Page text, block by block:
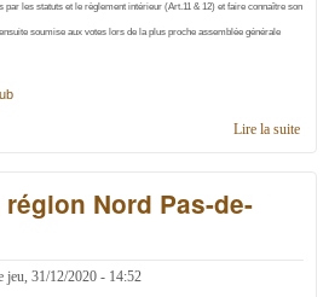
les statuts et le règlement intérieur (Art.11 & 12) et faire connaître son
soumise aux votes lors de la plus proche assemblée générale
Lire la suitede
Nord Pas-de-
jeu, 31/12/2020 - 14:52